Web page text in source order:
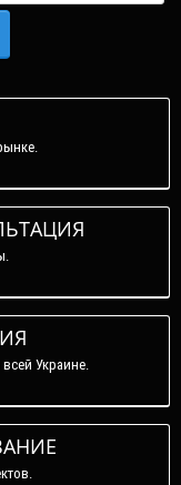
Украине.